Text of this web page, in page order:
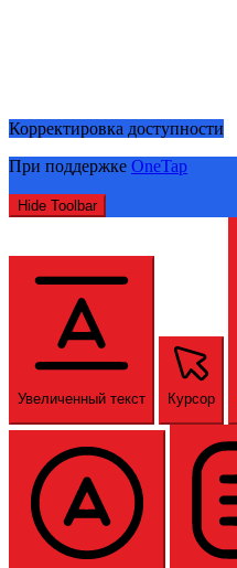
Корректировка доступности
При поддержке OneTap
Hide Toolbar
Увеличенный текст Курсор